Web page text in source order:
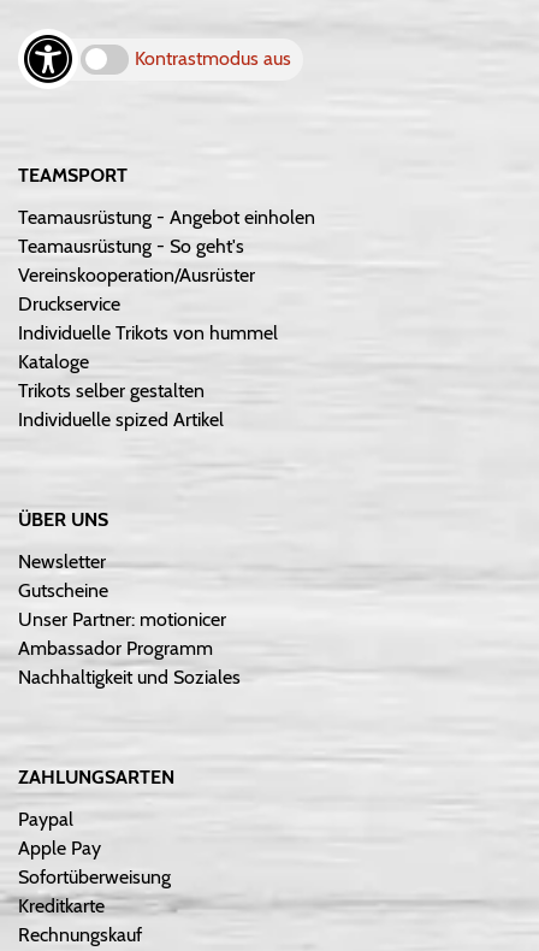
Kontrastmodus aus
TEAMSPORT
Teamausrüstung - Angebot einholen
Teamausrüstung - So geht's
Vereinskooperation/Ausrüster
Druckservice
Individuelle Trikots von hummel
Kataloge
Trikots selber gestalten
Individuelle spized Artikel
ÜBER UNS
Newsletter
Gutscheine
Unser Partner: motionicer
Ambassador Programm
Nachhaltigkeit und Soziales
ZAHLUNGSARTEN
Paypal
Apple Pay
Sofortüberweisung
Kreditkarte
Rechnungskauf